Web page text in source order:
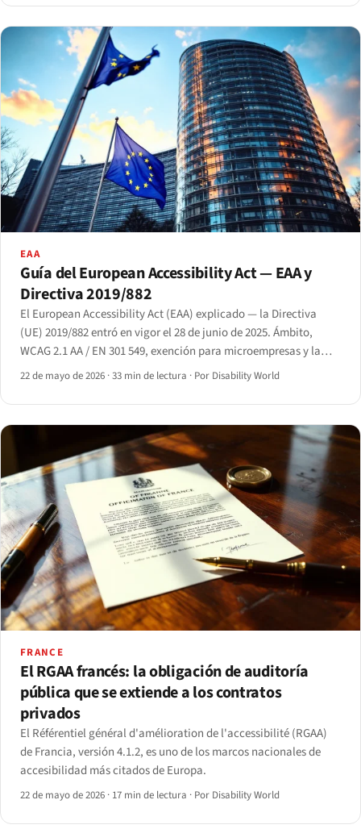
EAA
Guía del European Accessibility Act — EAA y
Directiva 2019/882
El European Accessibility Act (EAA) explicado — la Directiva
(UE) 2019/882 entró en vigor el 28 de junio de 2025. Ámbito,
WCAG 2.1 AA / EN 301 549, exención para microempresas y la
defensa de carga desproporcionada del artículo 14.
22 de mayo de 2026 ·33 min de lectura · Por Disability World
FRANCE
El RGAA francés: la obligación de auditoría
pública que se extiende a los contratos
privados
El Référentiel général d'amélioration de l'accessibilité (RGAA)
de Francia, versión 4.1.2, es uno de los marcos nacionales de
accesibilidad más citados de Europa.
22 de mayo de 2026 · 17 min de lectura · Por Disability World